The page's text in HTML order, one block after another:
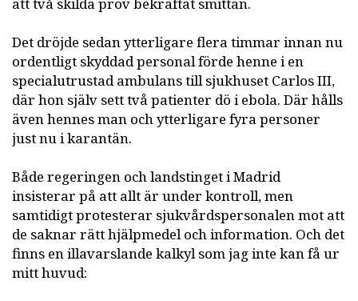
att två skilda prov bekräftat smittan.
Det dröjde sedan ytterligare flera timmar innan nu
ordentligt skyddad personal förde henne i en
specialutrustad ambulans till sjukhuset Carlos III,
där hon själv sett två patienter dö i ebola. Där hålls
även hennes man och ytterligare fyra personer
just nu i karantän.
Både regeringen och landstinget i Madrid
insisterar på att allt är under kontroll, men
samtidigt protesterar sjukvårdspersonalen mot att
de saknar rätt hjälpmedel och information. Och det
finns en illavarslande kalkyl som jag inte kan få ur
mitt huvud: